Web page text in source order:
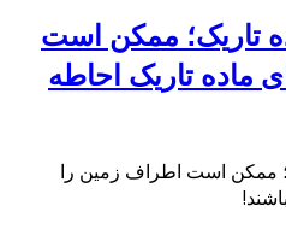
تاریک؛ ممکن است
ماده تاریک احاطه